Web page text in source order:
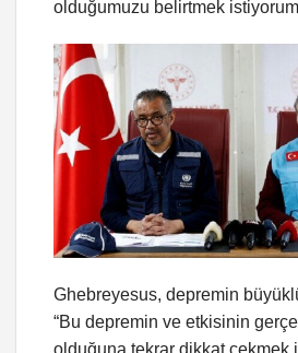
olduğumuzu belirtmek
Ghebreyesus, depremin
“Bu depremin ve etkisinin
olduğuna tekrar dikkat çekmek